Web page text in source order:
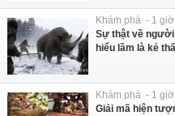
Khám phá - 1
Sự thật về
hiểu lầm là kẻ
Khám phá - 1
Giải mã hiện